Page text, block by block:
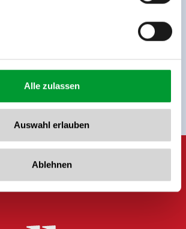
Alle zulassen
Auswahl erlauben
Ablehnen
für den newsletter
anmelden!
Anmelden